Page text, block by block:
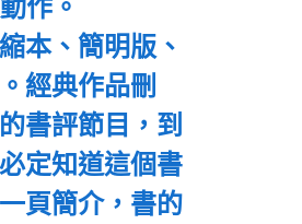
作。
本、簡明版、
經典作品刪
書評節目，到
定知道這個書
頁簡介，書的